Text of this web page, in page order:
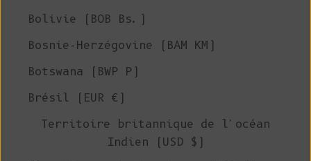
Bolivie (BOB Bs.)
Bosnie-Herzégovine (BAM КМ)
Botswana (BWP P)
Brésil (EUR €)
Territoire britannique de l'océan
Indien (USD $)